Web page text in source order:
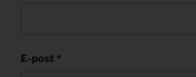
E-post *